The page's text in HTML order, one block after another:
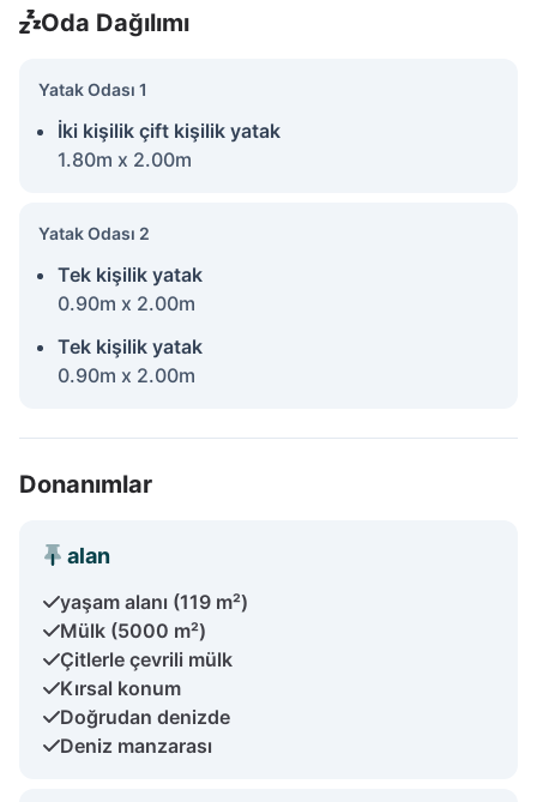
Oda Dağılımı
Yatak Odası 1
İki kişilik çift kişilik yatak
1.80m x 2.00m
Yatak Odası 2
Tek kişilik yatak
0.90m x 2.00m
Tek kişilik yatak
0.90m x 2.00m
Donanımlar
alan
yaşam alanı (119 m²)
Mülk (5000 m²)
Çitlerle çevrili mülk
Kırsal konum
Doğrudan denizde
Deniz manzarası